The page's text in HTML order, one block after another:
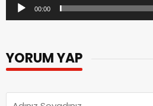
00:00
YORUM YAP